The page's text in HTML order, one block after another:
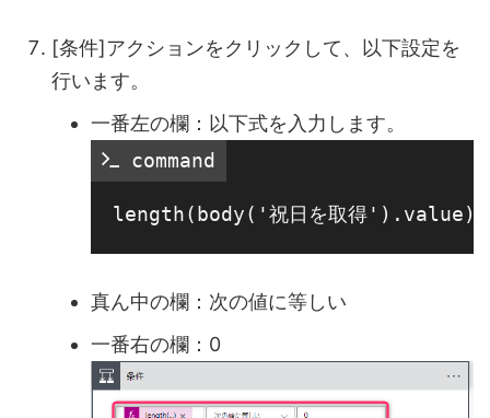
[条件]アクションをクリックして、以下設定を
行います。
一番左の欄：以下式を入力します。
command
真ん中の欄：次の値に等しい
一番右の欄：0